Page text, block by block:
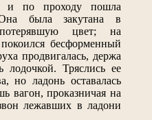
и по проходу пошла
Она была закутана в
цвет; на
бесформенный
продвигалась, держа
лодочкой. Тряслись ее
но ладонь оставалась
вагон, проказничая на
лежавших в ладони